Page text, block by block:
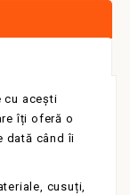
cu acești
îți oferă o
dată când îi
cusuți,